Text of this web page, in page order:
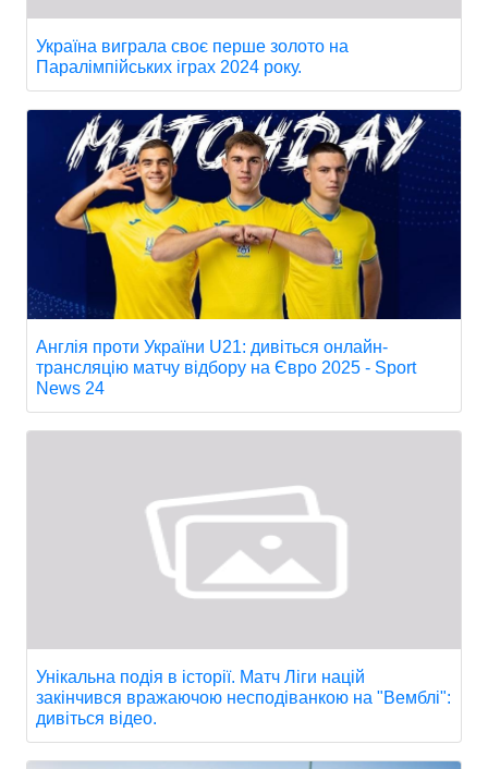
Україна виграла своє перше золото на
Паралімпійських іграх 2024 року.
Англія проти України U21: дивіться онлайн-
трансляцію матчу відбору на Євро 2025 - Sport
News 24
Унікальна подія в історії. Матч Ліги націй
закінчився вражаючою несподіванкою на "Вемблі":
дивіться відео.